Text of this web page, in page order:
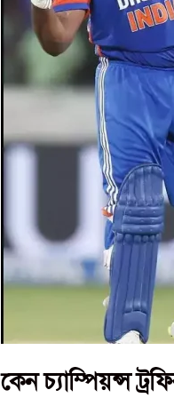
কেন চ্যাম্পিয়ন্স